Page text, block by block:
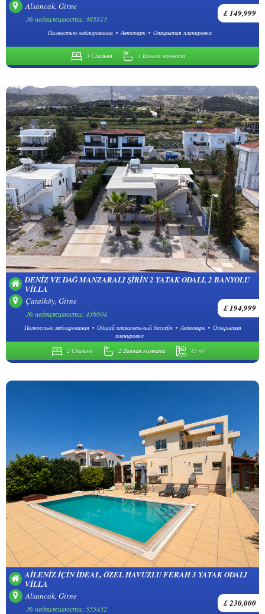
Alsancak, Girne
£ 149,999
№ недвижимости: 385813
Полностью меблированая Автопарк Открытая планировка
3 Спальня 1 Ванная комната
DENIZ VE DAĞ MANZARALI ŞIRIN 2 YATAK ODALI, 2 BANYOLU
VILLA
Çatalköy, Girne
£ 194,999
№ недвижимости: 436604
Полностью меблированая Общий плавательный бассейн Автопарк
Открытая
планировка
2 Спальня
2 Ванная комната 85 m²
AILENIZ İÇIN İDEAL, ÖZEL HAVUZLU FERAH 3 YATAK ODALI
VILLA
Alsancak, Girne
£ 230,000
№ недвижимости: 555432